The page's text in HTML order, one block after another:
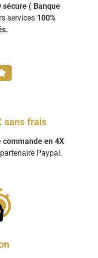
sécure ( Banque
services 100%
sans frais
commande en 4X
Paypal.